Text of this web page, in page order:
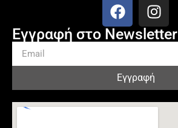
Εγγραφή στο Newsletter
Εγγραφή